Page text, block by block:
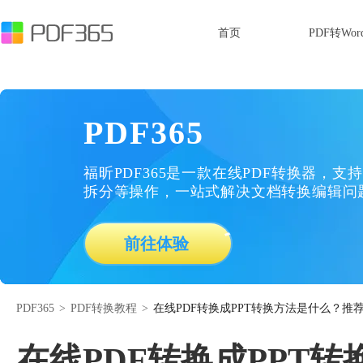
首页 PDF转
PDF365
福昕PDF365是一款在线PDF转换器，支
拆分等操作，一站式解决文档转换编辑问
前往体验
PDF365 > PDF转换教程 > 在线PDF转换成PPT转换方法是什么？推